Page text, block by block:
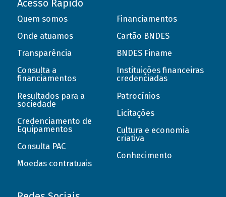
Acesso Rápido
Quem somos
Onde atuamos
Transparência
Consulta a
financiamentos
Resultados para a
sociedade
Credenciamento de
Equipamentos
Consulta PAC
Moedas contratuais
Financiamentos
Cartão BNDES
BNDES Finame
Instituições financeiras
credenciadas
Patrocínios
Licitações
Cultura e economia
criativa
Conhecimento